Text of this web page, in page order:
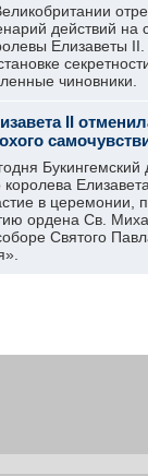
действий на
Елизаветы
чиновники.
II
Букингемский
королева
в церемонии,
ордена Св.
Святого